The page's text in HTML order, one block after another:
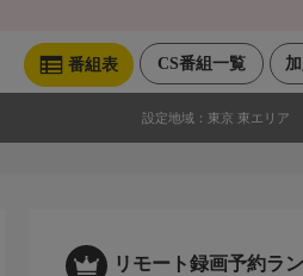
CS番組一覧
番組表
設定地域： 東京 東エリア
リモート録画予約ラ